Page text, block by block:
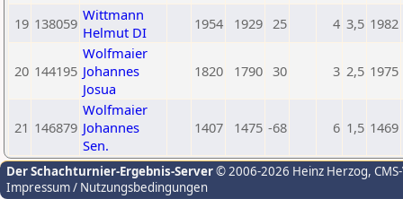
19 138059 Wittmann
Helmut DI
1954 1929 25 4 3,5 1982
20 144195
Wolfmaier
Johannes
Josua
1820 1790 30 3 2,5 1975
21 146879
Wolfmaier
Johannes
Sen.
1407 1475 -68 6 1,5 1469
Der Schachturnier-Ergebnis-Server© 2006-2026 Heinz Herzog,
Impressum / Nutzungsbedingungen